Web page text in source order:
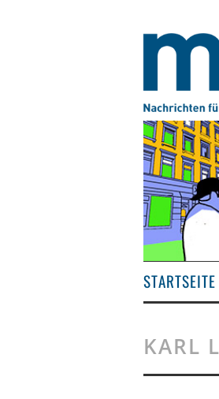
STARTSEITE
KARL